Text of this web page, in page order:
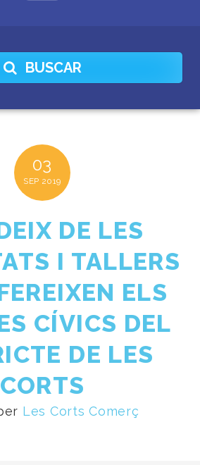
BUSCAR
03
SEP 2019
DE LES
I TALLERS
ELS
CÍVICS DEL
DE LES
CORTS
Les Corts Comerç